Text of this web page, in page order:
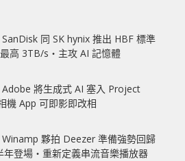
同 SK hynix 推出 HBF 標準
高 3TB/s‧主攻 AI 記憶體
Adobe 將生成式 AI 塞入 Project
App 可即影即改相
Winamp 夥拍 Deezer 準備強勢回歸
年登場‧重新定義串流音樂播放器